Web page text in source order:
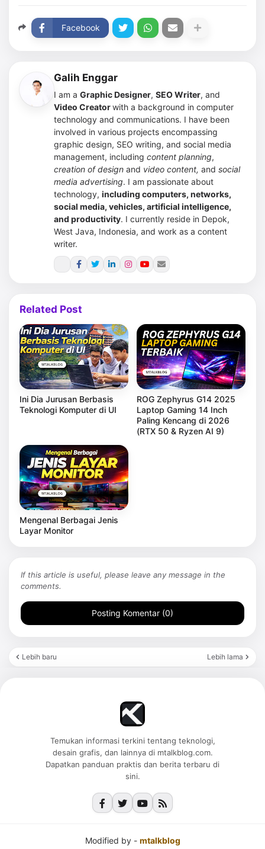
Facebook
Galih Enggar
I am a Graphic Designer, SEO Writer, and
Video Creatorwith a background in computer
technology and communications. I have been
involved in various projects encompassing
graphic design, SEO writing, and social media
management, including content planning,
creation of design and video content, and social
media advertising. I am passionate about
technology, including computers, networks,
social media, vehicles, artificial intelligence,
and productivity. I currently reside in Depok,
West Java, Indonesia, and work as a content
writer.
Related Post
Ini Dia Jurusan Berbasis
Teknologi Komputer di UI
ROG Zephyrus G14 2025
Laptop Gaming 14 Inch
Paling Kencang di 2026
(RTX 50 & Ryzen AI 9)
Mengenal Berbagai Jenis
Layar Monitor
If this article is useful, please leave any message in the
comments.
Posting Komentar (0)
Lebih baru Lebih lama
Temukan informasi terkini tentang teknologi,
desain grafis, dan lainnya di mtalkblog.com.
Dapatkan panduan praktis dan berita terbaru di
sini.
Modified by - mtalkblog